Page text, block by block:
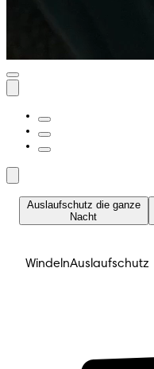
Auslaufschutz die ganze
Nacht
WindelnAuslaufschutz